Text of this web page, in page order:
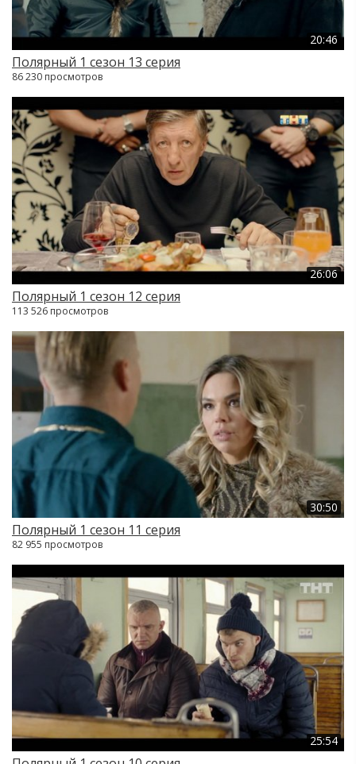
20:46
Полярный 1 сезон 13 серия
86 230 просмотров
26:06
Полярный 1 сезон 12 серия
113 526 просмотров
30:50
Полярный 1 сезон 11 серия
82 955 просмотров
25:54